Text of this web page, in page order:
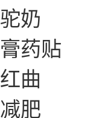
驼奶
膏药贴
红曲
减肥